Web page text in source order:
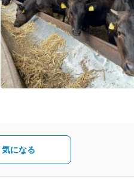
を深めてくれます】牛たちが毎日安心し
うに。恵みをもたらしてくれる牛への尊
場では『アニマルウェルフェア』の考え
「昨日ちょっと元気なかったけど今日は
りしていないかな」一人ひとりがそうし
ことで、関西最大級の牧場へと成長して
緒に、牛を育ててみませんか？
気になる